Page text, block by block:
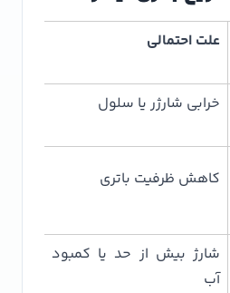
علت احتمالی
خرابی شارژر یا سلول
کاهش ظرفیت باتری
شارژ بیش از حد یا کمبود
آب